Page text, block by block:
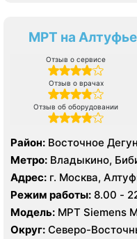
МРТ на
Отзыв о сервисе
Отзыв о врачах
Отзыв об оборудовании
Район: Восточное
Лианозово,
Северное
Ярославский
Метро: Владыкино,
Окружная, Отрадное,
Селигерская, Лианозово
Адрес: г. Москва,
Режим работы: 8.00 -
Модель: МРТ Siemens
Toshiba Aquilion 16
Округ: Северо-